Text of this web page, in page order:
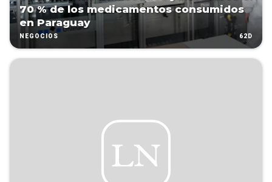
70 % de los medicamentos consumidos
en Paraguay
NEGOCIOS 62D